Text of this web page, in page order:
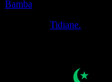
Bamba
Tidiane.